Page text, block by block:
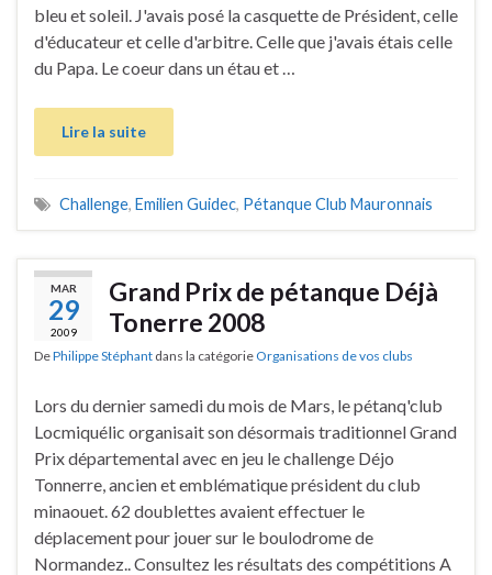
bleu et soleil. J'avais posé la casquette de Président, celle
d'éducateur et celle d'arbitre. Celle que j'avais étais celle
du Papa. Le coeur dans un étau et …
Lire la suite
Challenge, Emilien Guidec, Pétanque Club Mauronnais
MAR
29
2009
Grand Prix de pétanque Déjà
Tonerre 2008
DePhilippe Stéphant dans la catégorie Organisations de vos clubs
Lors du dernier samedi du mois de Mars, le pétanq'club
Locmiquélic organisait son désormais traditionnel Grand
Prix départemental avec en jeu le challenge Déjo
Tonnerre, ancien et emblématique président du club
minaouet. 62 doublettes avaient effectuer le
déplacement pour jouer sur le boulodrome de
Normandez.. Consultez les résultats des compétitions A